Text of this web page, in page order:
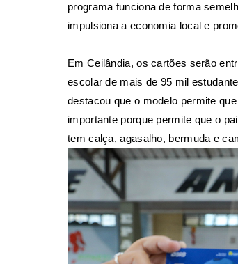
programa funciona de forma
impulsiona a economia local e
Em Ceilândia, os cartões serão
escolar de mais de 95 mil
destacou que o modelo permite
importante porque permite que o
tem calça, agasalho, bermuda e